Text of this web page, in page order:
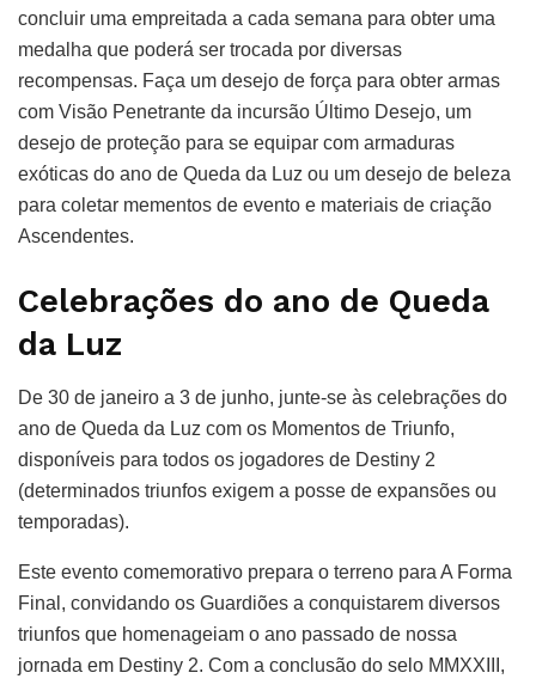
concluir uma empreitada a cada semana para obter uma
medalha que poderá ser trocada por diversas
recompensas. Faça um desejo de força para obter armas
com Visão Penetrante da incursão Último Desejo, um
desejo de proteção para se equipar com armaduras
exóticas do ano de Queda da Luz ou um desejo de beleza
para coletar mementos de evento e materiais de criação
Ascendentes.
Celebrações do ano de Queda
da Luz
De 30 de janeiro a 3 de junho, junte-se às celebrações do
ano de Queda da Luz com os Momentos de Triunfo,
disponíveis para todos os jogadores de Destiny 2
(determinados triunfos exigem a posse de expansões ou
temporadas).
Este evento comemorativo prepara o terreno para A Forma
Final, convidando os Guardiões a conquistarem diversos
triunfos que homenageiam o ano passado de nossa
jornada em Destiny 2. Com a conclusão do selo MMXXIII,